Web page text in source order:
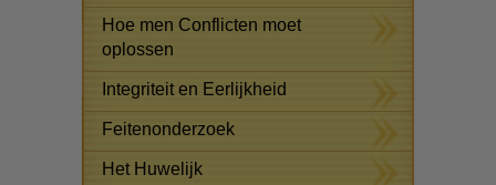
Hoe men Conflicten moet
oplossen
Integriteit en Eerlijkheid
Feitenonderzoek
Het Huwelijk